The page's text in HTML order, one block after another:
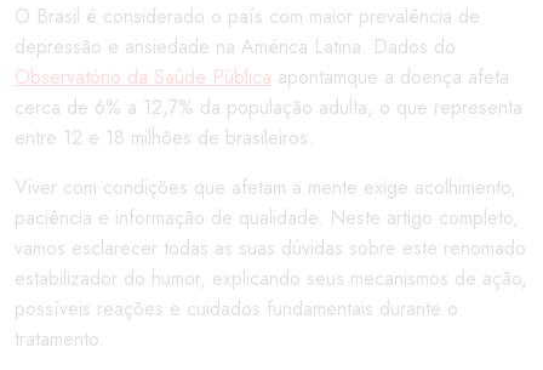
O Brasil é considerado o país com maior prevalência de
depressão e ansiedade na América Latina. Dados do
Observatório da Saúde Pública apontamque a doença afeta
cerca de 6% a 12,7% da população adulta, o que representa
entre 12 e 18 milhões de brasileiros.
Viver com condições que afetam a mente exige acolhimento,
paciência e informação de qualidade. Neste artigo completo,
vamos esclarecer todas as suas dúvidas sobre este renomado
estabilizador do humor, explicando seus mecanismos de ação,
possíveis reações e cuidados fundamentais durante o
tratamento.